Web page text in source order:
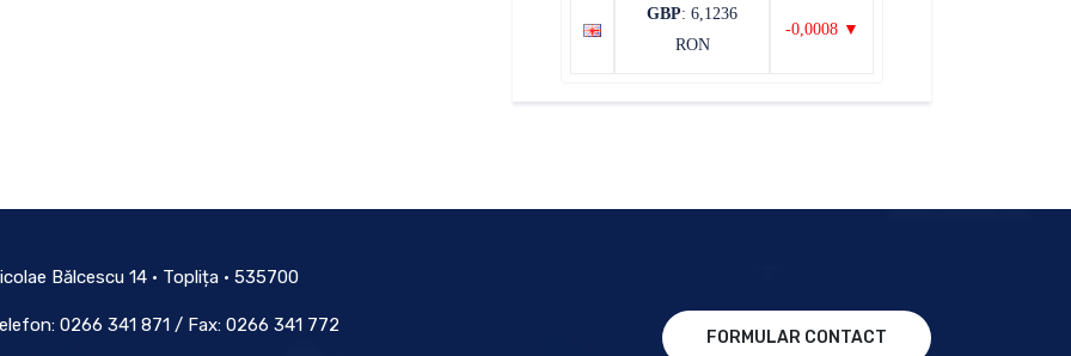
GBP: 6,1236
RON
-0,0008 ▼
Bălcescu 14 • Toplița • 535700
0266 341 871 / Fax: 0266 341 772
FORMULAR CONTACT